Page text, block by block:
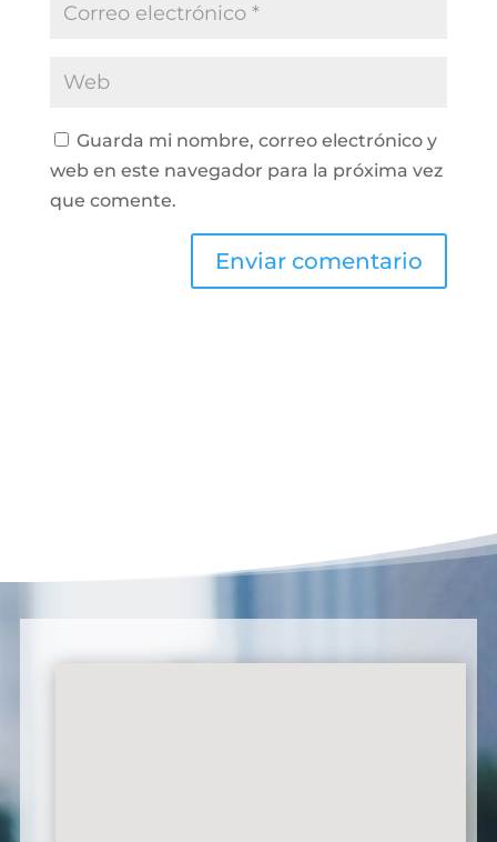
Guarda mi nombre, correo electrónico y
web en este navegador para la próxima vez
que comente.